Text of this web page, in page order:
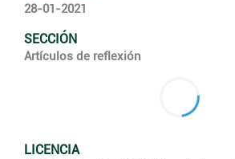
28-01-2021
SECCIÓN
Artículos de reflexión
LICENCIA